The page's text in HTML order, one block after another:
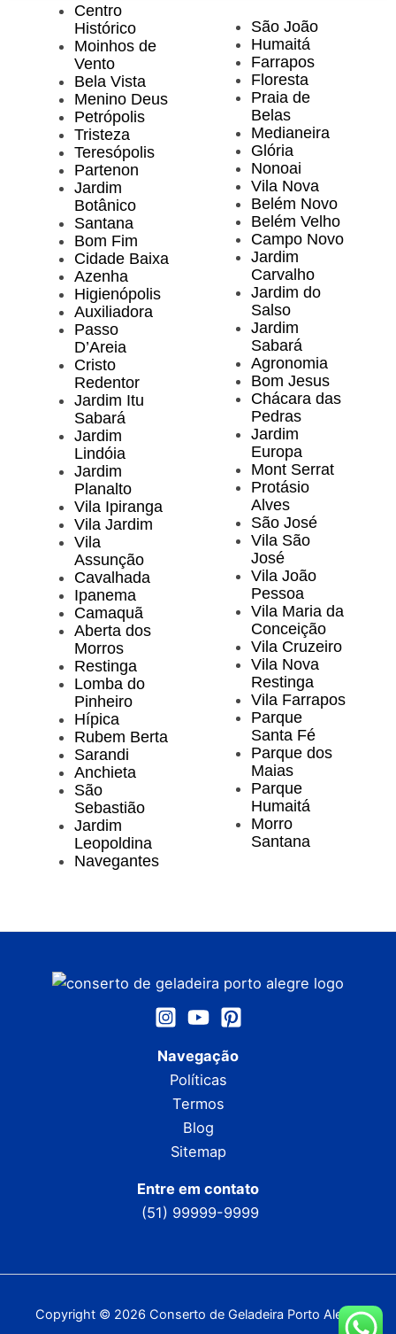
Centro
Histórico
Moinhos de
Vento
Bela Vista
Menino Deus
Petrópolis
Tristeza
Teresópolis
Partenon
Jardim
Botânico
Santana
Bom Fim
Cidade Baixa
Azenha
Higienópolis
Auxiliadora
Passo
D’Areia
Cristo
Redentor
Jardim Itu
Sabará
Jardim
Lindóia
Jardim
Planalto
Vila Ipiranga
Vila Jardim
Vila
Assunção
Cavalhada
Ipanema
Camaquã
Aberta dos
Morros
Restinga
Lomba do
Pinheiro
Hípica
Rubem Berta
Sarandi
Anchieta
São
Sebastião
Jardim
Leopoldina
Navegantes
São João
Humaitá
Farrapos
Floresta
Praia de
Belas
Medianeira
Glória
Nonoai
Vila Nova
Belém Novo
Belém Velho
Campo Novo
Jardim
Carvalho
Jardim do
Salso
Jardim
Sabará
Agronomia
Bom Jesus
Chácara das
Pedras
Jardim
Europa
Mont Serrat
Protásio
Alves
São José
Vila São
José
Vila João
Pessoa
Vila Maria da
Conceição
Vila Cruzeiro
Vila Nova
Restinga
Vila Farrapos
Parque
Santa Fé
Parque dos
Maias
Parque
Humaitá
Morro
Santana
Navegação
Políticas
Termos
Blog
Sitemap
Entre em contato
(51) 99999-9999
Copyright © 2026 Conserto de Geladeira Porto Alegre